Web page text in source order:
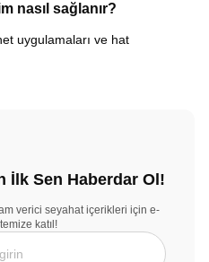
nasıl sağlanır?
uygulamaları ve hat
İlk Sen Haberdar Ol!
verici seyahat içerikleri için e-
katıl!